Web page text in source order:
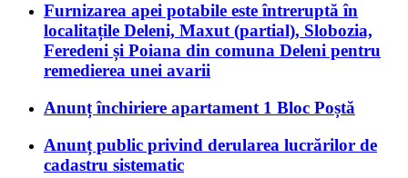
Furnizarea apei potabile este întreruptă în
localitațile Deleni, Maxut (partial), Slobozia,
Feredeni și Poiana din comuna Deleni pentru
remedierea unei avarii
Anunț închiriere apartament 1 Bloc Poștă
Anunț public privind derularea lucrărilor de
cadastru sistematic